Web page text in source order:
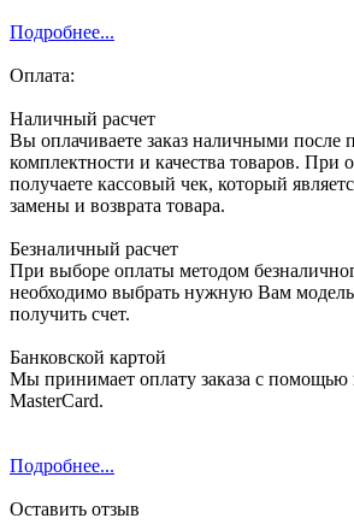
Подробнее...
Оплата:
Наличный расчет
Вы оплачиваете заказ наличными после
комплектности и качества товаров.
получаете кассовый чек, который
замены и возврата товара.
Безналичный расчет
При выборе оплаты методом
необходимо выбрать нужную Вам
получить счет.
Банковской картой
Мы принимает оплату заказа с помощью
MasterCard.
Подробнее...
Оставить отзыв